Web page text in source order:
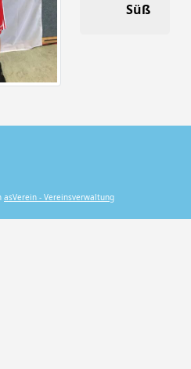
Süß
asVerein - Vereinsverwaltung